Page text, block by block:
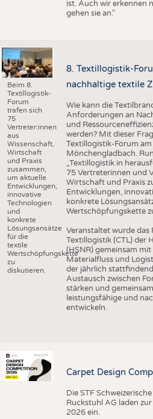
ist. Auch wir erkennen
gehen sie an."
Beim 8.
Textillogistik-
Forum
trafen sich
75
Vertreter:innen
aus
Wissenschaft,
Wirtschaft
und Praxis
zusammen,
um aktuelle
Entwicklungen,
innovative
Technologien
und
konkrete
Lösungsansätze
für die
textile
Wertschöpfungskette
zu
diskutieren.
8. Textillogistik-
nachhaltige textile
Wie kann die
Anforderungen an
und
werden? Mit dieser
Textillogistik-Forum
Mönchengladbach.
„Textillogistik in
75 Vertreterinnen und
Wirtschaft und Praxis
Entwicklungen,
konkrete
Wertschöpfungskette
Veranstaltet wurde das
Textillogistik (CTL) der
(HSNR) gemeinsam
Materialfluss und
der jährlich
Austausch zwischen
stärken und
leistungsfähige und
entwickeln.
Carpet Design
Die STF
Ruckstuhl AG laden
2026 ein.